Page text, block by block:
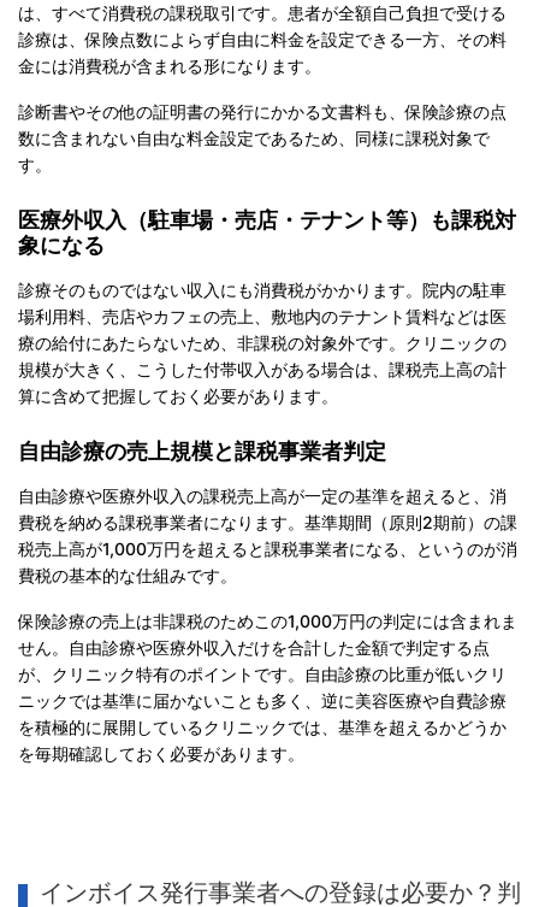
は、すべて消費税の課税取引です。患者が全額自己負担で受ける
診療は、保険点数によらず自由に料金を設定できる一方、その料
金には消費税が含まれる形になります。
診断書やその他の証明書の発行にかかる文書料も、保険診療の点
数に含まれない自由な料金設定であるため、同様に課税対象で
す。
医療外収入（駐車場・売店・テナント等）も課税対
象になる
診療そのものではない収入にも消費税がかかります。院内の駐車
場利用料、売店やカフェの売上、敷地内のテナント賃料などは医
療の給付にあたらないため、非課税の対象外です。クリニックの
規模が大きく、こうした付帯収入がある場合は、課税売上高の計
算に含めて把握しておく必要があります。
自由診療の売上規模と課税事業者判定
自由診療や医療外収入の課税売上高が一定の基準を超えると、消
費税を納める課税事業者になります。基準期間（原則2期前）の課
税売上高が1,000万円を超えると課税事業者になる、というのが消
費税の基本的な仕組みです。
保険診療の売上は非課税のためこの1,000万円の判定には含まれま
せん。自由診療や医療外収入だけを合計した金額で判定する点
が、クリニック特有のポイントです。自由診療の比重が低いクリ
ニックでは基準に届かないことも多く、逆に美容医療や自費診療
を積極的に展開しているクリニックでは、基準を超えるかどうか
を毎期確認しておく必要があります。
インボイス発行事業者への登録は必要か？判